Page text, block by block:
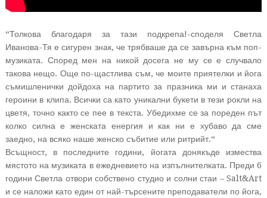
“Толкова благодаря за тази подкрепа!-споделя Светла
Иванова-Тя е сигурен знак, че трябваше да се завърна към поп-
музиката. Според мен на никой досега не му се е случвало
такова нещо. Още по-щастлива съм, че моите приятелки и йога
съмишленички дойдоха на партито за празника ми и станаха
героини в клипа. Всички са като уникални букети в тези рокли на
цветя, точно както се пее в текста. Убедихме се за пореден път
колко силна е женската енергия и как ни е хубаво да сме
заедно, на всяко наше женско събитие или ритрийт.“
Всъщност, в последните години, йогата донякъде измества
мястото на музиката в ежедневието на изпълнителката. Преди 6
години Светла отвори собствено студио и солни стаи – Salt&Art
и се наложи като един от най-търсените преподаватели по йога,